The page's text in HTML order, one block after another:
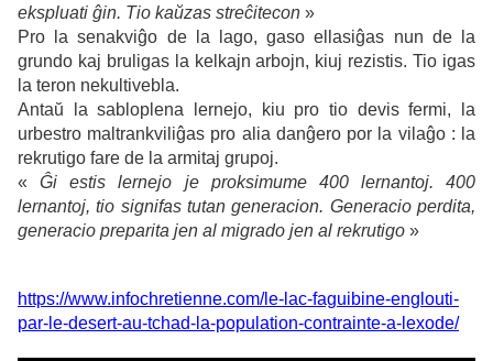
ekspluati ĝin. Tio kaŭzas streĉitecon »
Pro la senakviĝo de la lago, gaso ellasiĝas nun de la
grundo kaj bruligas la kelkajn arbojn, kiuj rezistis. Tio igas
la teron nekultivebla.
Antaŭ la sabloplena lernejo, kiu pro tio devis fermi, la
urbestro maltrankviliĝas pro alia danĝero por la vilaĝo : la
rekrutigo fare de la armitaj grupoj.
«Ĝi estis lernejo je proksimume 400 lernantoj. 400
lernantoj, tio signifas tutan generacion. Generacio perdita,
generacio preparita jen al migrado jen al rekrutigo »
https://www.infochretienne.com/le-lac-faguibine-englouti-
par-le-desert-au-tchad-la-population-contrainte-a-lexode/